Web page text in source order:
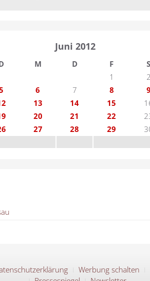
Juni 2012
M D F
S
1
6 7 8
13 14 15
20 21 22
27 28 29
Werbung schalten